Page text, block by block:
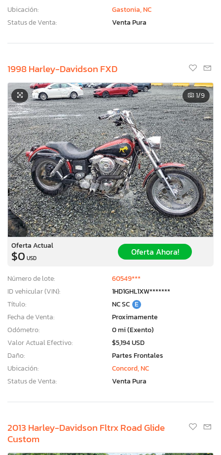
Ubicación:
Gastonia, NC
Status de Venta:
Venta Pura
1998 Harley-Davidson FXD
1/9
Oferta Actual
$0 USD
Oferta Ahora!
Número de lote:
60549***
ID vehicular (VIN):
1HD1GHL1XW*******
Título:
NC SC E
Fecha de Venta:
Proximamente
Odómetro:
0 mi (Exento)
Valor Actual Efectivo:
$5,194 USD
Daño:
Partes Frontales
Ubicación:
Concord, NC
Status de Venta:
Venta Pura
2013 Harley-Davidson Fltrx Road Glide
Custom